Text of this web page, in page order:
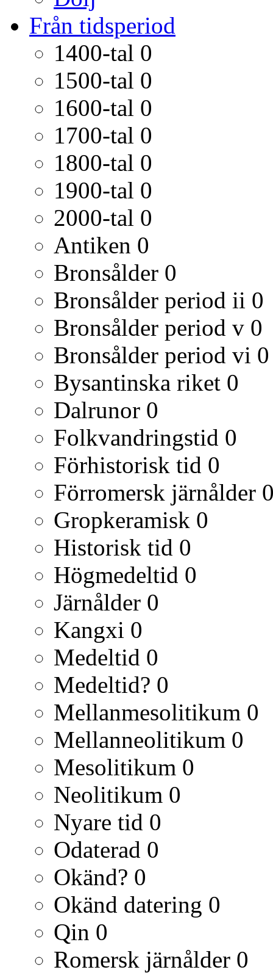
Från tidsperiod
1400-tal 0
1500-tal 0
1600-tal 0
1700-tal 0
1800-tal 0
1900-tal 0
2000-tal 0
Antiken 0
Bronsålder 0
Bronsålder period ii 0
Bronsålder period v 0
Bronsålder period vi 0
Bysantinska riket 0
Dalrunor 0
Folkvandringstid 0
Förhistorisk tid 0
Förromersk järnålder
Gropkeramisk 0
Historisk tid 0
Högmedeltid 0
Järnålder 0
Kangxi 0
Medeltid 0
Medeltid? 0
Mellanmesolitikum 0
Mellanneolitikum 0
Mesolitikum 0
Neolitikum 0
Nyare tid 0
Odaterad 0
Okänd? 0
Okänd datering 0
Qin 0
Romersk järnålder 0